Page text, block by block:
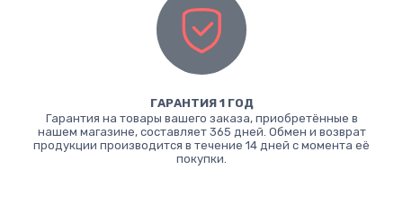
ГАРАНТИЯ 1 ГОД
Гарантия на товары вашего заказа, приобретённые в
нашем магазине, составляет 365 дней. Обмен и возврат
продукции производится в течение 14 дней с момента её
покупки.